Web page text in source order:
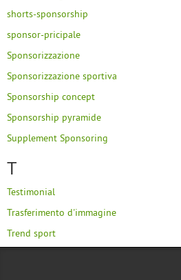
shorts-sponsorship
sponsor-pricipale
Sponsorizzazione
Sponsorizzazione sportiva
Sponsorship concept
Sponsorship pyramide
Supplement Sponsoring
T
Testimonial
Trasferimento d'immagine
Trend sport